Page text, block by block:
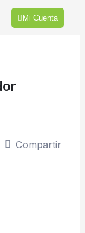
Mi Cuenta
Compartir